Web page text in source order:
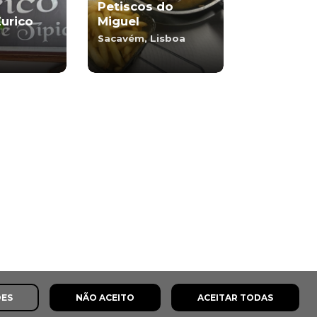
Petiscos do
Miguel
Sacavém, Lisboa
NÃO ACEITO ACEITAR TODAS